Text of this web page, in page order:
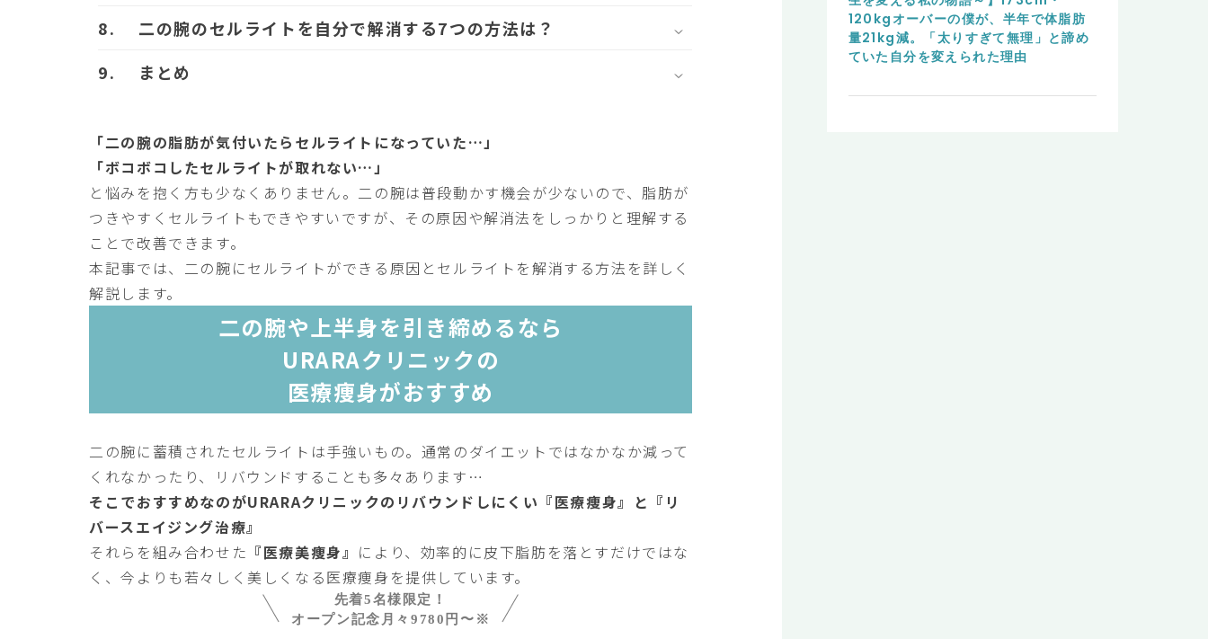
120kgオーバーの僕が、半年で体脂肪
量21kg減。「太りすぎて無理」と諦め
ていた自分を変えられた理由
二の腕のセルライトを自分で解消する7つの方法は？
まとめ
「二の腕の脂肪が気付いたらセルライトになっていた…」
「ボコボコしたセルライトが取れない…」
と悩みを抱く方も少なくありません。二の腕は普段動かす機会が少ないので、脂肪が
つきやすくセルライトもできやすいですが、その原因や解消法をしっかりと理解する
ことで改善できます。
本記事では、二の腕にセルライトができる原因とセルライトを解消する方法を詳しく
解説します。
二の腕や上半身を引き締めるなら
URARAクリニックの
医療痩身がおすすめ
二の腕に蓄積されたセルライトは手強いもの。通常のダイエットではなかなか減って
くれなかったり、リバウンドすることも多々あります…
そこでおすすめなのがURARAクリニックのリバウンドしにくい『医療痩身』と『リ
バースエイジング治療』
それらを組み合わせた 『医療美痩身』 により、効率的に皮下脂肪を落とすだけではな
く、今よりも若々しく美しくなる医療痩身を提供しています。
先着5名様限定！
オープン記念月々9780円〜※